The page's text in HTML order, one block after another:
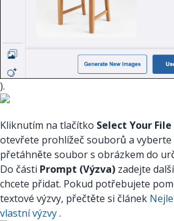
).
Kliknutím na tlačítko Select Your
otevřete prohlížeč souborů a
přetáhněte soubor s obrázkem do
Do části Prompt (Výzva) zadejte
chcete přidat. Pokud potřebujete
textové výzvy, přečtěte si článek
vlastní výzvy.